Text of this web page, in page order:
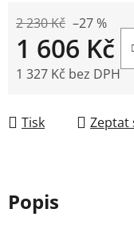
2 230 Kč –27 %
1 606 Kč
1 327 Kč bez DPH
Tisk Zeptat
Popis